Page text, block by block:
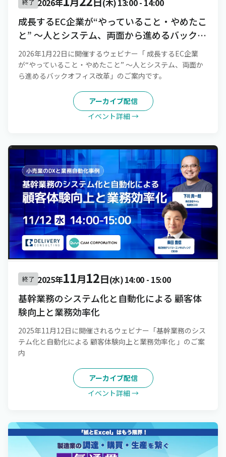
2026年 (木)13:00- 14:00
成長するEC企業が“やっていること・やめたこ
と” 〜人とシステム、両面から進めるバックオ
フィス改革
2026年1月22日に開催するウェビナー「 成長するEC企業
が“やっていること・やめたこと” 〜人とシステム、両面か
ら進めるバックオフィス改革」のご案内です。
アーカイブ配信
イベント詳細 →
終了 2025年11月12日(水)14:00- 15:00
基幹業務のシステム化と自動化による 顧客体
験向上と業務効率化
2025年11月12日に開催されるウェビナー「基幹業務のシス
テム化と自動化による 顧客体験向上と業務効率化 」のご案
内
アーカイブ配信
イベント詳細 →